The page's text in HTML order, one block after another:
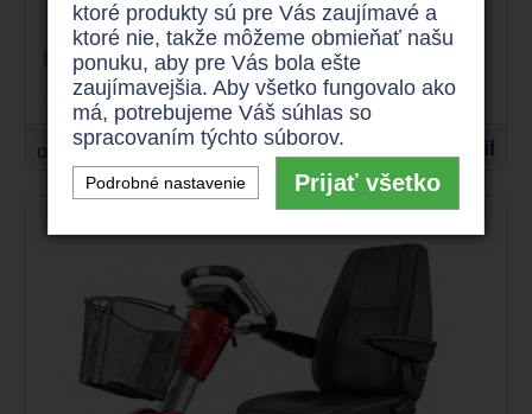
15 km/h
175 kg
až 40 km
800 W
od 1.060 € Detail
ktoré produkty sú pre Vás zaujímavé a
ktoré nie, takže môžeme obmieňať našu
ponuku, aby pre Vás bola ešte
zaujímavejšia. Aby všetko fungovalo ako
má, potrebujeme Váš súhlas so
spracovaním týchto súborov.
Podrobné nastavenie Prijať všetko